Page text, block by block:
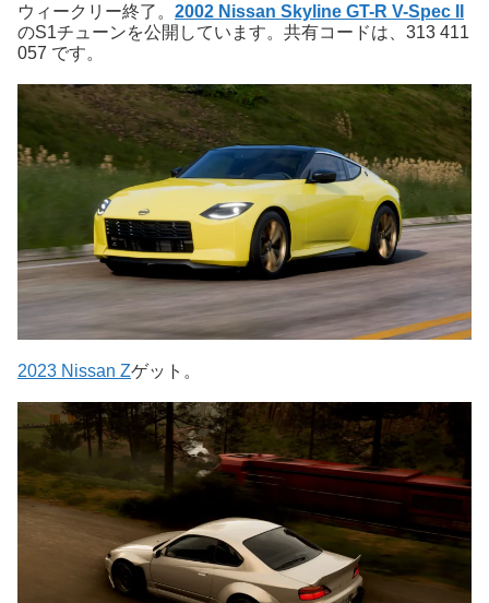
ウィークリー終了。 2002 Nissan Skyline GT-R V-Spec II
のS1チューンを公開しています。共有コードは、313 411
057 です。
2023 Nissan Zゲット。